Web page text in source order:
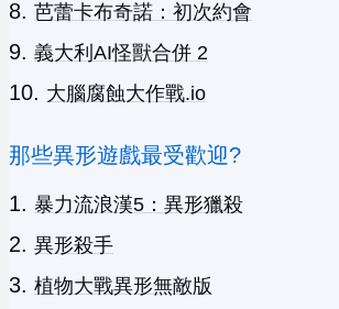
芭蕾卡布奇諾：初次約會
義大利AI怪獸合併 2
大腦腐蝕大作戰.io
那些異形遊戲最受歡迎?
暴力流浪漢5：異形獵殺
異形殺手
植物大戰異形無敵版